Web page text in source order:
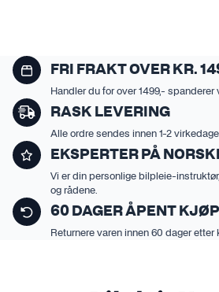
FRI FRAKT OVER KR.
Handler du for over 1499,- spanderer
RASK LEVERING
Alle ordre sendes innen 1-2
EKSPERTER PÅ
Vi er din personlige bilpleie-
og rådene.
60 DAGER ÅPENT
Returnere varen innen 60 dager etter